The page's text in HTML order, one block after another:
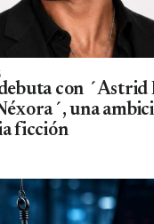
con ´Astrid
una
ficción